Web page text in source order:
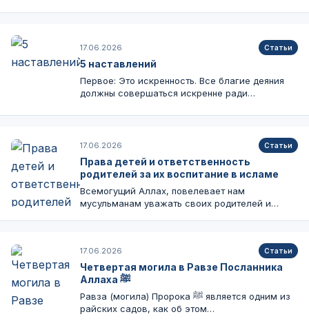
17.06.2026 Статьи
5 наставлений
Первое: Это искренность. Все благие деяния
должны совершаться искренне ради
17.06.2026 Статьи
Права детей и ответственность
родителей за их воспитание в исламе
Всемогущий Аллах, повелевает нам
мусульманам уважать своих родителей и
17.06.2026 Статьи
Четвертая могила в Равзе Посланника
Аллаха ﷺ
Равза (могила) Пророка ﷺ является одним из
райских садов, как об этом…